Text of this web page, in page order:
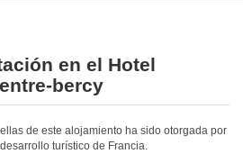
en el Hotel
bercy
de este alojamiento ha sido otorgada por
turístico de Francia.